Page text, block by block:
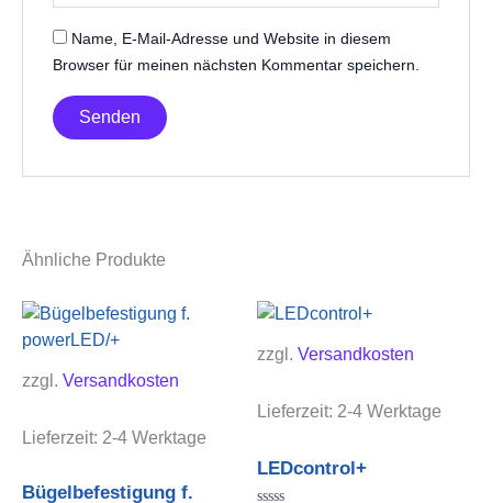
Name, E-Mail-Adresse und Website in diesem
Browser für meinen nächsten Kommentar speichern.
Ähnliche Produkte
zzgl. Versandkosten
Lieferzeit: 2-4 Werktage
Bügelbefestigung f.
zzgl. Versandkosten
Lieferzeit: 2-4 Werktage
LEDcontrol+